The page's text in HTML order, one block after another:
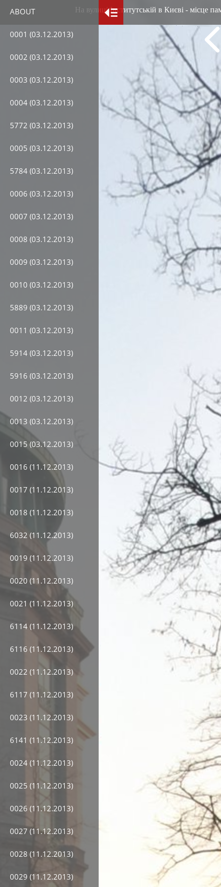
ABOUT
0001 (03.12.2013)
0002 (03.12.2013)
0003 (03.12.2013)
0004 (03.12.2013)
5772 (03.12.2013)
0005 (03.12.2013)
5784 (03.12.2013)
0006 (03.12.2013)
0007 (03.12.2013)
0008 (03.12.2013)
0009 (03.12.2013)
0010 (03.12.2013)
5889 (03.12.2013)
0011 (03.12.2013)
5914 (03.12.2013)
5916 (03.12.2013)
0012 (03.12.2013)
0013 (03.12.2013)
0015 (03.12.2013)
0016 (11.12.2013)
0017 (11.12.2013)
0018 (11.12.2013)
6032 (11.12.2013)
0019 (11.12.2013)
0020 (11.12.2013)
0021 (11.12.2013)
6114 (11.12.2013)
6116 (11.12.2013)
0022 (11.12.2013)
6117 (11.12.2013)
0023 (11.12.2013)
6141 (11.12.2013)
0024 (11.12.2013)
0025 (11.12.2013)
0026 (11.12.2013)
0027 (11.12.2013)
0028 (11.12.2013)
0029 (11.12.2013)
На вулиці Інститутській в Києві - місце